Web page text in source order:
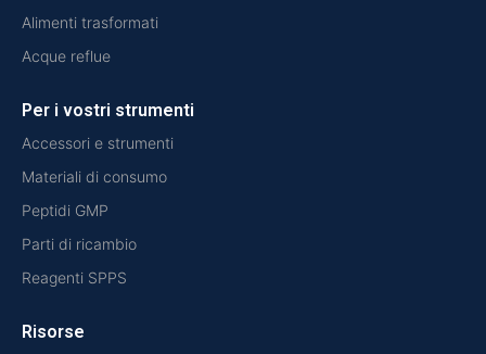
Alimenti trasformati
Acque reflue
Per i vostri strumenti
Accessori e strumenti
Materiali di consumo
Peptidi GMP
Parti di ricambio
Reagenti SPPS
Risorse